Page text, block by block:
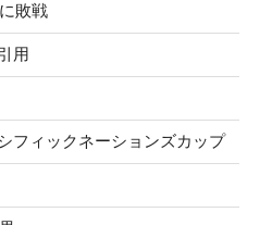
敗戦
用
ィックネーションズカップ